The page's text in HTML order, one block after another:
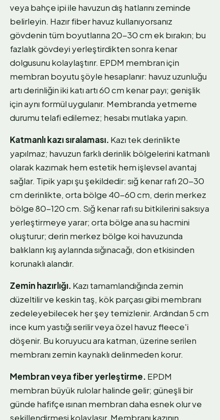
veya bahçe ipi ile havuzun dış hatlarını zeminde
belirleyin. Hazır fiber havuz kullanıyorsanız
gövdenin tüm boyutlarına 20-30 cm ek bırakın; bu
fazlalık gövdeyi yerleştirdikten sonra kenar
dolgusunu kolaylaştırır. EPDM membran için
membran boyutu şöyle hesaplanır: havuz uzunluğu
artı derinliğin iki katı artı 60 cm kenar payı; genişlik
için aynı formül uygulanır. Membranda yetmeme
durumu telafi edilemez; hesabı mutlaka yapın.
Katmanlı kazı sıralaması. Kazı tek derinlikte
yapılmaz; havuzun farklı derinlik bölgelerini katmanlı
olarak kazımak hem estetik hem işlevsel avantaj
sağlar. Tipik yapı şu şekildedir: sığ kenar rafı 20-30
cm derinlikte, orta bölge 40-60 cm, derin merkez
bölge 80-120 cm. Sığ kenar rafı su bitkilerini saksıya
yerleştirmeye yarar; orta bölge ana su hacmini
oluşturur; derin merkez bölge koi havuzunda
balıkların kış aylarında sığınacağı, don etkisinden
korunaklı alandır.
Zemin hazırlığı. Kazı tamamlandığında zemin
düzeltilir ve keskin taş, kök parçası gibi membranı
zedeleyebilecek her şey temizlenir. Ardından 5 cm
ince kum yastığı serilir veya özel havuz fleece'i
döşenir. Bu koruyucu ara katman, üzerine serilen
membranı zemin kaynaklı delinmeden korur.
Membran veya fiber yerleştirme. EPDM
membran büyük rulolar halinde gelir; güneşli bir
günde hafifçe ısınan membran daha esnek olur ve
şekillendirmesi kolaylaşır. Membranı kazının